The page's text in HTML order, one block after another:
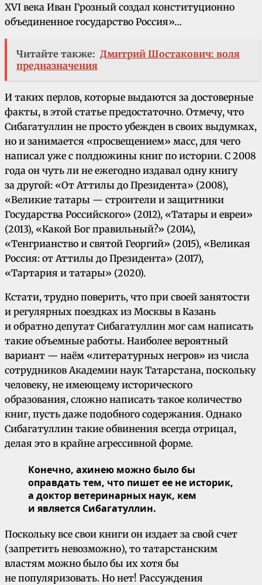
XVI века Иван Грозный создал конституционно
объединенное государство Россия»…
Читайте также: Дмитрий Шостакович: воля
предназначения
И таких перлов, которые выдаются за достоверные
факты, в этой статье предостаточно. Отмечу, что
Сибагатуллин не просто убежден в своих выдумках,
но и занимается «просвещением» масс, для чего
написал уже с полдюжины книг по истории. С 2008
года он чуть ли не ежегодно издавал одну книгу
за другой: «От Аттилы до Президента» (2008),
«Великие татары — строители и защитники
Государства Российского» (2012), «Татары и евреи»
(2013), «Какой Бог правильный?» (2014),
«Тенгрианство и святой Георгий» (2015), «Великая
Россия: от Аттилы до Президента» (2017),
«Тартария и татары» (2020).
Кстати, трудно поверить, что при своей занятости
и регулярных поездках из Москвы в Казань
и обратно депутат Сибагатуллин мог сам написать
такие объемные работы. Наиболее вероятный
вариант — наём «литературных негров» из числа
сотрудников Академии наук Татарстана, поскольку
человеку, не имеющему исторического
образования, сложно написать такое количество
книг, пусть даже подобного содержания. Однако
Сибагатуллин такие обвинения всегда отрицал,
делая это в крайне агрессивной форме.
Конечно, ахинею можно было бы
оправдать тем, что пишет ее не историк,
а доктор ветеринарных наук, кем
и является Сибагатуллин.
Поскольку все свои книги он издает за свой счет
(запретить невозможно), то татарстанским
властям можно было бы их хотя бы
не популяризовать. Но нет! Рассуждения